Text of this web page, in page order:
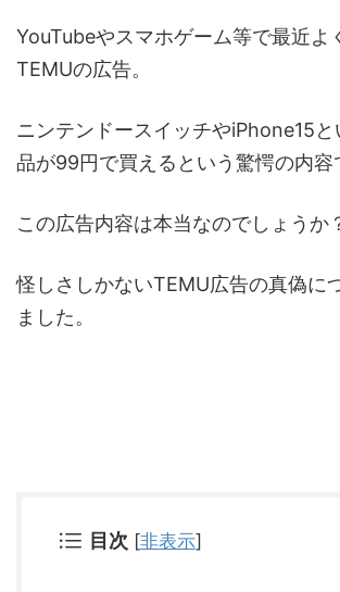
YouTubeやスマホゲーム等で最近よ
TEMUの広告。
ニンテンドースイッチやiPhone15
品が99円で買えるという驚愕の内容
この広告内容は本当なのでしょうか
怪しさしかないTEMU広告の真偽に
ました。
目次 [非表示]